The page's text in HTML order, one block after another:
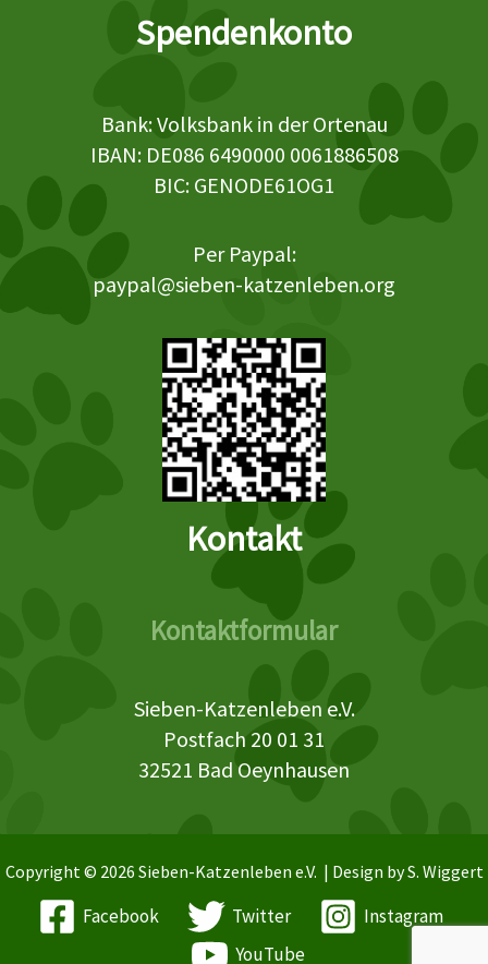
Spendenkonto
Bank: Volksbank in der Ortenau
IBAN: DE086 6490000 0061886508
BIC: GENODE61OG1
Per Paypal:
paypal@sieben-katzenleben.org
Kontakt
Kontaktformular
Sieben-Katzenleben e.V.
Postfach 20 01 31
32521 Bad Oeynhausen
Copyright © 2026 Sieben-Katzenleben e.V. | Design by S. Wiggert
Facebook Twitter
Instagram
YouTube